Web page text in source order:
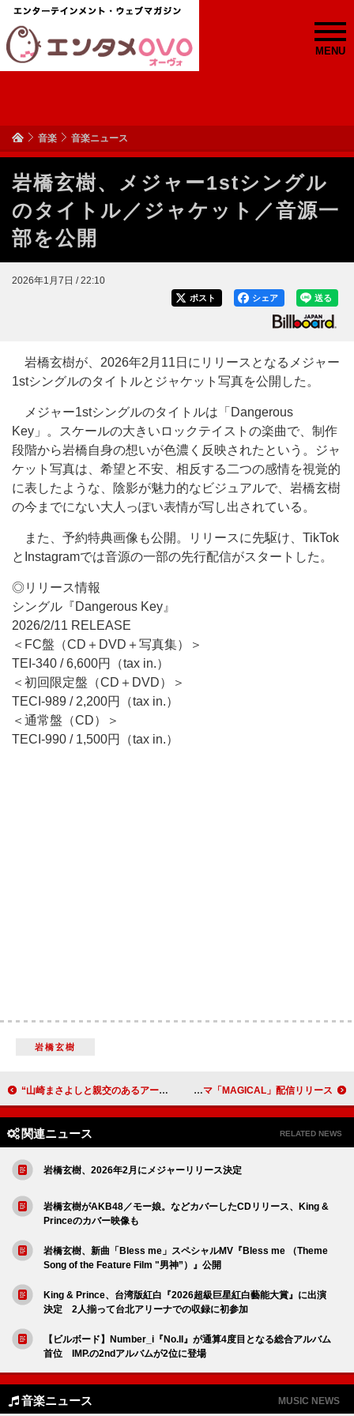
MENU
音楽 音楽ニュース
岩橋玄樹、メジャー1stシングル
のタイトル／ジャケット／音源一
部を公開
2026年1月7日 / 22:10
送る
シェア
ポスト
岩橋玄樹が、2026年2月11日にリリースとなるメジャー
1stシングルのタイトルとジャケット写真を公開した。
メジャー1stシングルのタイトルは「Dangerous
Key」。スケールの大きいロックテイストの楽曲で、制作
段階から岩橋自身の想いが色濃く反映されたという。ジャ
ケット写真は、希望と不安、相反する二つの感情を視覚的
に表したような、陰影が魅力的なビジュアルで、岩橋玄樹
の今までにない大人っぽい表情が写し出されている。
また、予約特典画像も公開。リリースに先駆け、TikTok
とInstagramでは音源の一部の先行配信がスタートした。
◎リリース情報
シングル『Dangerous Key』
2026/2/11 RELEASE
＜FC盤（CD＋DVD＋写真集）＞
TEI-340 / 6,600円（tax in.）
＜初回限定盤（CD＋DVD）＞
TECI-989 / 2,200円（tax in.）
＜通常盤（CD）＞
TECI-990 / 1,500円（tax in.）
岩橋玄樹
“山崎まさよしと親交のあるアーティスト”によるトリビュート楽曲の配信決定 Ayumu Imazu、アニメ『地獄先生ぬ～べ～』EDテーマ「MAGICAL」配信リリース
関連ニュース RELATED NEWS
岩橋玄樹、2026年2月にメジャーリリース決定
岩橋玄樹がAKB48／モー娘。などカバーしたCDリリース、King &
Princeのカバー映像も
岩橋玄樹、新曲「Bless me」スペシャルMV『Bless me （Theme
Song of the Feature Film "男神”）』公開
King & Prince、台湾版紅白『2026超級巨星紅白藝能大賞』に出演
決定 2人揃って台北アリーナでの収録に初参加
【ビルボード】Number_i『No.II』が通算4度目となる総合アルバム
首位 IMP.の2ndアルバムが2位に登場
音楽ニュース MUSIC NEWS